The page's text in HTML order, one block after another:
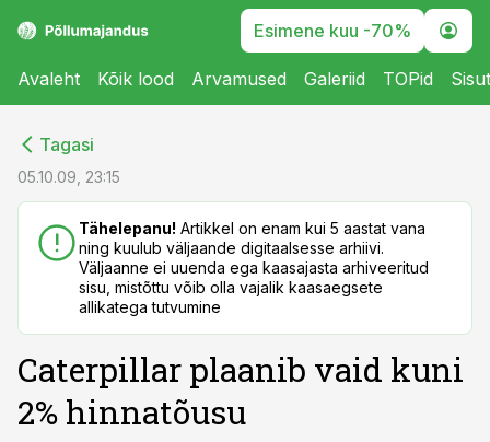
Esimene kuu -70%
Avaleht Kõik lood Arvamused Galeriid TOPid
Tagasi
05.10.09, 23:15
Tähelepanu! Artikkel on enam kui 5 aastat vana
ning kuulub väljaande digitaalsesse arhiivi.
Väljaanne ei uuenda ega kaasajasta arhiveeritud
sisu, mistõttu võib olla vajalik kaasaegsete
allikatega tutvumine
Caterpillar plaanib vaid kuni
2% hinnatõusu